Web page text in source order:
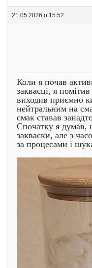
21.05.2026 о 15:52
Коли я почав
заквасці, я
виходив приємно
нейтральним на
смак ставав
Спочатку я думав,
закваски, але з
за процесами і